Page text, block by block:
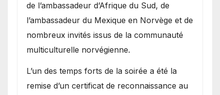
de l’ambassadeur d’Afrique du Sud, de
l’ambassadeur du Mexique en Norvège et de
nombreux invités issus de la communauté
multiculturelle norvégienne.
​L’un des temps forts de la soirée a été la
remise d’un certificat de reconnaissance au